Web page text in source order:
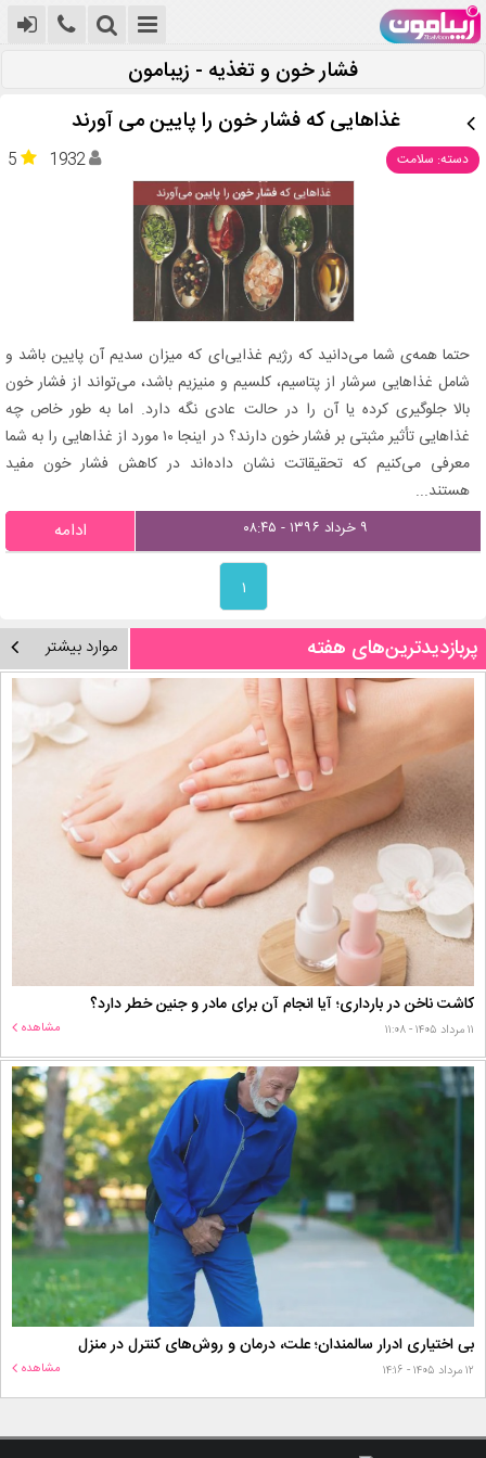
فشار خون و تغذیه - زیبامون
غذاهایی که فشار خون را پایین می‌ آورند
دسته: سلامت 5 1932
حتما همه‌ی شما می‌دانید که رژیم غذایی‌ای که میزان سدیم آن پایین باشد و
شامل غذاهایی سرشار از پتاسیم، کلسیم و منیزیم باشد، می‌تواند از فشار‌ خون
بالا جلوگیری کرده یا آن را در حالت عادی نگه دارد. اما به طور خاص چه
غذاهایی تأثیر مثبتی بر فشار خون دارند؟ در اینجا ۱۰ مورد از غذاهایی را به شما
معرفی می‌کنیم که تحقیقاتت نشان داده‌اند در کاهش فشار خون مفید
هستند...
۹ خرداد ۱۳۹۶ - ۰۸:۴۵ ادامه
۱
پربازدیدترین‌های هفته موارد بیشتر
کاشت ناخن در بارداری؛ آیا انجام آن برای مادر و جنین خطر دارد؟
۱۱ مرداد ۱۴۰۵ - ۱۱:۰۸ مشاهده
بی اختیاری ادرار سالمندان؛ علت، درمان و روش‌های کنترل در منزل
۱۲ مرداد ۱۴۰۵ - ۱۴:۱۶ مشاهده